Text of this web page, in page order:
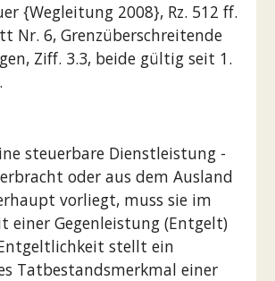
{Wegleitung 2008}, Rz. 512 ff.
Nr. 6, Grenzüberschreitende
Ziff. 3.3, beide gültig seit 1.
steuerbare Dienstleistung -
oder aus dem Ausland
vorliegt, muss sie im
einer Gegenleistung (Entgelt)
stellt ein
Tatbestandsmerkmal einer